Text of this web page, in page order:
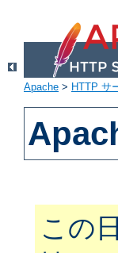
Apache > HTTP サ
この